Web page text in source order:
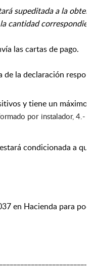
supeditada a la
cantidad
las cartas de pago.
de la declaración
y tiene un máximo
por instalador, 4.-
condicionada a
en Hacienda para